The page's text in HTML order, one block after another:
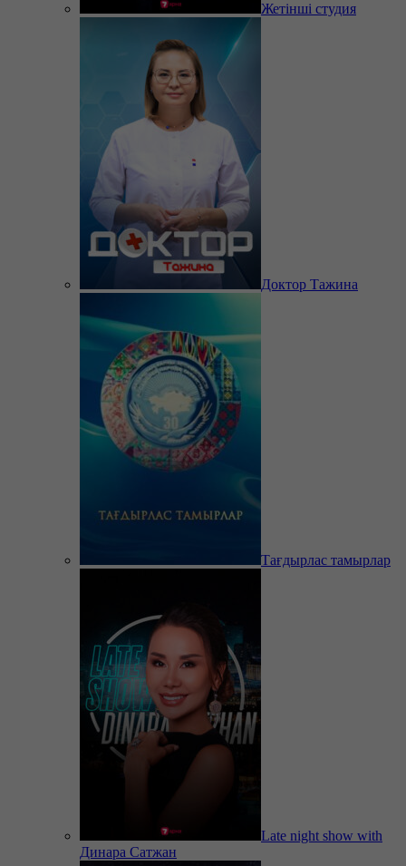
Жетінші студия
Доктор Тажина
Тағдырлас тамырлар
Late night show with
Динара Сатжан